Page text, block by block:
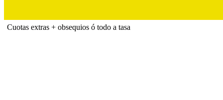
Cuotas extras + obsequios ó todo a tasa